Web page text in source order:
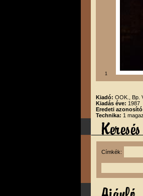
1
Kiadó: OOK., Bp.
Kiadás éve: 1987
Eredeti
Technika: 1
Címkék: